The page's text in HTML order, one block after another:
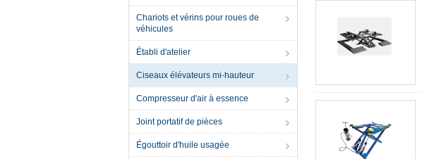
Chariots et vérins pour roues de
véhicules
Établi d'atelier
Ciseaux élévateurs mi-hauteur
Compresseur d'air à essence
Joint portatif de pièces
Égouttoir d'huile usagée